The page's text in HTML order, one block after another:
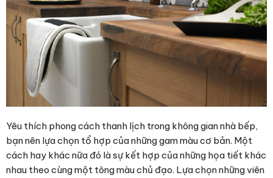
Yêu thích phong cách thanh lịch trong không gian nhà bếp,
bạn nên lựa chọn tổ hợp của những gam màu cơ bản. Một
cách hay khác nữa đó là sự kết hợp của những họa tiết khác
nhau theo cùng một tông màu chủ đạo. Lựa chọn những viên